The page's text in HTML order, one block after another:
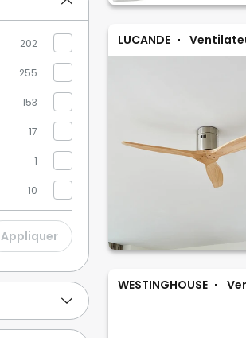
LUCANDE
WESTINGHOUSE
202
255
153
17
1
10
1
1
Appliquer